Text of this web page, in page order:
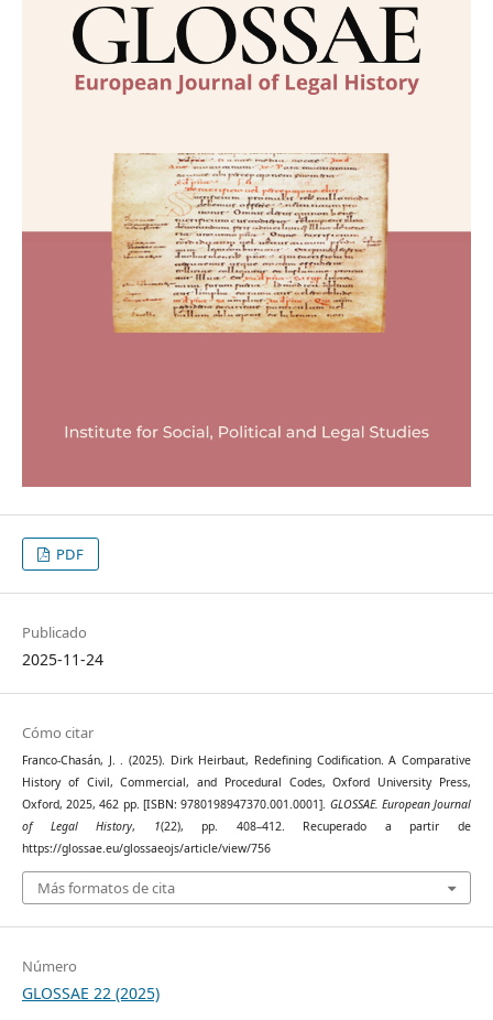
PDF
Publicado
2025-11-24
Cómo citar
Franco-Chasán, J. . (2025). Dirk Heirbaut, Redefining Codification. A Comparative
History of Civil, Commercial, and Procedural Codes, Oxford University Press,
Oxford, 2025, 462 pp. [ISBN: 9780198947370.001.0001]. GLOSSAE. European Journal
of Legal History, 1(22), pp. 408–412. Recuperado a partir de
https://glossae.eu/glossaeojs/article/view/756
Más formatos de cita
Número
GLOSSAE 22 (2025)